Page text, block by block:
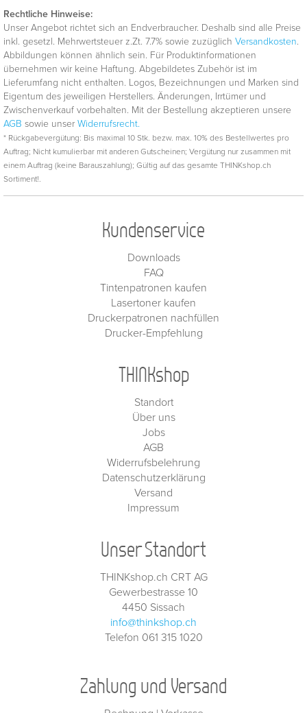
Rechtliche Hinweise:
Unser Angebot richtet sich an Endverbraucher. Deshalb sind alle Preise
inkl. gesetzl. Mehrwertsteuer z.Zt. 7.7% sowie zuzüglich Versandkosten.
Abbildungen können ähnlich sein. Für Produktinformationen
übernehmen wir keine Haftung. Abgebildetes Zubehör ist im
Lieferumfang nicht enthalten. Logos, Bezeichnungen und Marken sind
Eigentum des jeweiligen Herstellers. Änderungen, Irrtümer und
Zwischenverkauf vorbehalten. Mit der Bestellung akzeptieren unsere
AGB sowie unser Widerrufsrecht.
* Rückgabevergütung: Bis maximal 10 Stk. bezw. max. 10% des Bestellwertes pro
Auftrag; Nicht kumulierbar mit anderen Gutscheinen; Vergütung nur zusammen mit
einem Auftrag (keine Barauszahlung); Gültig auf das gesamte THINKshop.ch
Sortiment!.
Kundenservice
Downloads
FAQ
Tintenpatronen kaufen
Lasertoner kaufen
Druckerpatronen nachfüllen
Drucker-Empfehlung
THINKshop
Standort
Über uns
Jobs
AGB
Widerrufsbelehrung
Datenschutzerklärung
Versand
Impressum
Unser Standort
THINKshop.ch CRT AG
Gewerbestrasse 10
4450 Sissach
info@thinkshop.ch
Telefon 061 315 1020
Zahlung und Versand